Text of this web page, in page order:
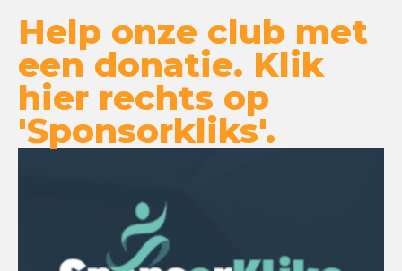
Help onze club met
een donatie. Klik
hier rechts op
'Sponsorkliks'.